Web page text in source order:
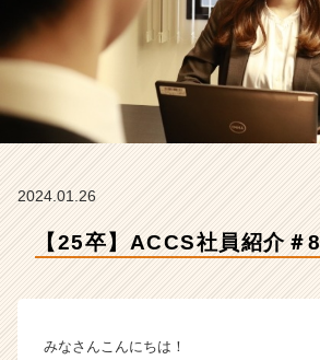
ス
コ
ン
サ
タ
イ
2024.01.26
【25卒】ACCS社員紹介＃8
みなさんこんにちは！